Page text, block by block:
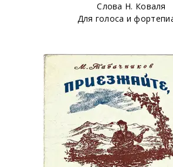
Слова Н. Коваля
Для голоса и